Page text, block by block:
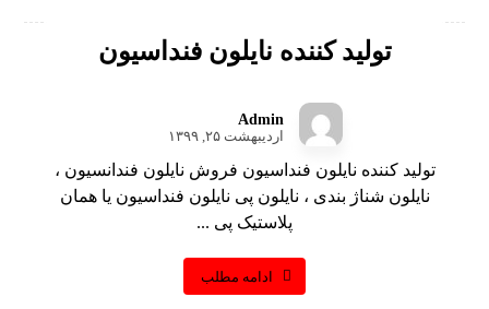
تولید کننده نایلون فنداسیون
Admin
اردیبهشت ۲۵, ۱۳۹۹
تولید کننده نایلون فنداسیون فروش نایلون فندانسیون ،
نایلون شناژ بندی ، نایلون پی نایلون فنداسیون یا همان
پلاستیک پی ...
ادامه مطلب